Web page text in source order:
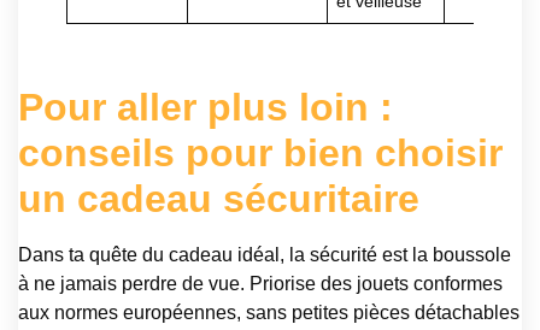
Pour aller plus loin :
conseils pour bien choisir
un cadeau sécuritaire
Dans ta quête du cadeau idéal, la sécurité est la boussole
à ne jamais perdre de vue. Priorise des jouets conformes
aux normes européennes, sans petites pièces détachables